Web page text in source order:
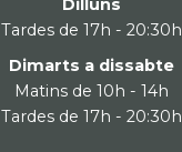
Dilluns
Tardes de 17h - 20:30h
Dimarts a dissabte
Matins de 10h - 14h
Tardes de 17h - 20:30h